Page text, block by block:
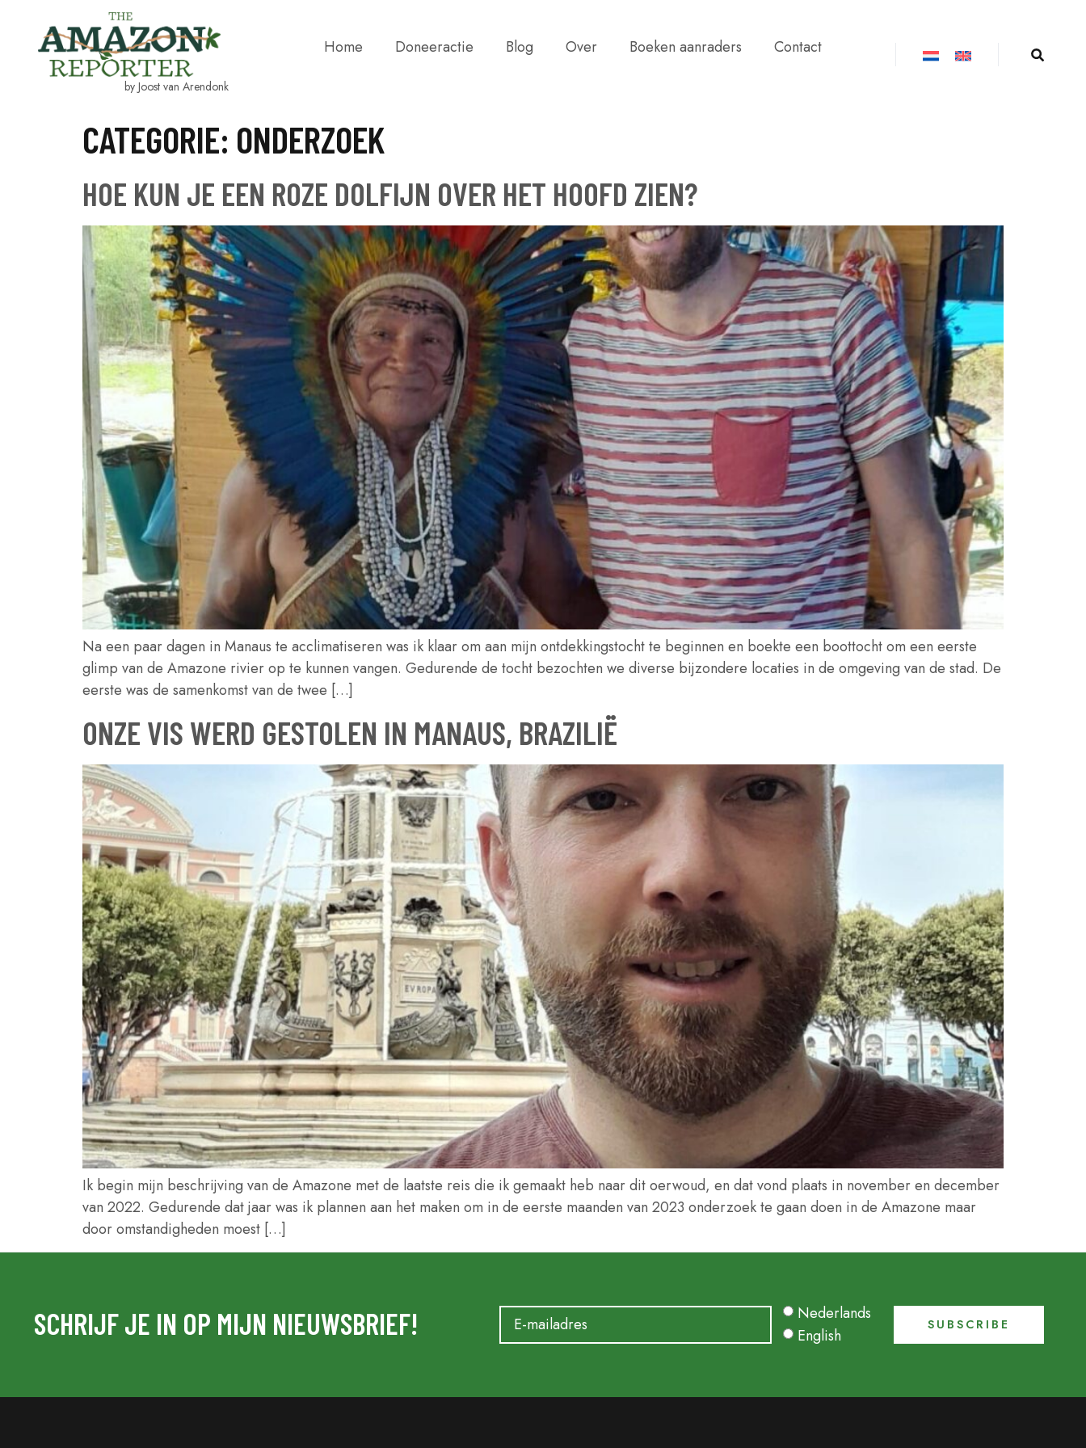
by Joost van Arendonk
Home Doneeractie Blog Over Boeken aanraders Contact
CATEGORIE: ONDERZOEK
HOE KUN JE EEN ROZE DOLFIJN OVER HET HOOFD ZIEN?
Na een paar dagen in Manaus te acclimatiseren was ik klaar om aan mijn ontdekkingstocht te beginnen en boekte een boottocht om een eerste
glimp van de Amazone rivier op te kunnen vangen. Gedurende de tocht bezochten we diverse bijzondere locaties in de omgeving van de stad. De
eerste was de samenkomst van de twee […]
ONZE VIS WERD GESTOLEN IN MANAUS, BRAZILIË
Ik begin mijn beschrijving van de Amazone met de laatste reis die ik gemaakt heb naar dit oerwoud, en dat vond plaats in november en december
van 2022. Gedurende dat jaar was ik plannen aan het maken om in de eerste maanden van 2023 onderzoek te gaan doen in de Amazone maar
door omstandigheden moest […]
SCHRIJF JE IN OP MIJN NIEUWSBRIEF!
Nederlands
English